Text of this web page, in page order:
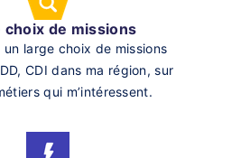
choix de missions
un large choix de missions
CDI dans ma région, sur
qui m’intéressent.